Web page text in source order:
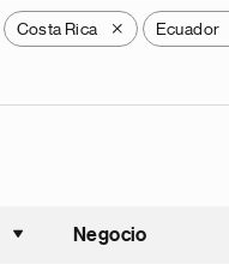
Costa Rica X Ecuador
Ordenar
Negocio